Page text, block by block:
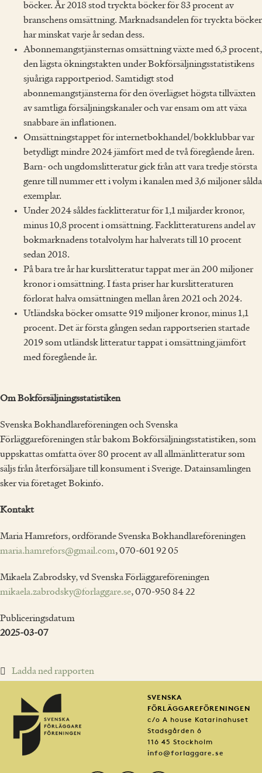
böcker. År 2018 stod tryckta böcker för 83 procent av
branschens omsättning. Marknadsandelen för tryckta böcker
har minskat varje år sedan dess.
Abonnemangstjänsternas omsättning växte med 6,3 procent,
den lägsta ökningstakten under Bokförsäljningsstatistikens
sjuåriga rapportperiod. Samtidigt stod
abonnemangstjänsterna för den överlägset högsta tillväxten
av samtliga försäljningskanaler och var ensam om att växa
snabbare än inflationen.
Omsättningstappet för internetbokhandel/bokklubbar var
betydligt mindre 2024 jämfört med de två föregående åren.
Barn- och ungdomslitteratur gick från att vara tredje största
genre till nummer ett i volym i kanalen med 3,6 miljoner sålda
exemplar.
Under 2024 såldes facklitteratur för 1,1 miljarder kronor,
minus 10,8 procent i omsättning. Facklitteraturens andel av
bokmarknadens totalvolym har halverats till 10 procent
sedan 2018.
På bara tre år har kurslitteratur tappat mer än 200 miljoner
kronor i omsättning. I fasta priser har kurslitteraturen
förlorat halva omsättningen mellan åren 2021 och 2024.
Utländska böcker omsatte 919 miljoner kronor, minus 1,1
procent. Det är första gången sedan rapportserien startade
2019 som utländsk litteratur tappat i omsättning jämfört
med föregående år.
Om Bokförsäljningsstatistiken
Svenska Bokhandlareföreningen och Svenska
Förläggareföreningen står bakom Bokförsäljningsstatistiken, som
uppskattas omfatta över 80 procent av all allmänlitteratur som
säljs från återförsäljare till konsument i Sverige. Datainsamlingen
sker via företaget Bokinfo.
Kontakt
Maria Hamrefors, ordförande Svenska Bokhandlareföreningen
maria.hamrefors@gmail.com, 070-601 92 05
Mikaela Zabrodsky, vd Svenska Förläggareföreningen
mikaela.zabrodsky@forlaggare.se, 070-950 84 22
Publiceringsdatum
2025-03-07
Ladda ned rapporten
SVENSKA
FÖRLÄGGAREFÖRENINGEN
c/o A house Katarinahuset
Stadsgården 6
116 45 Stockholm
info@forlaggare.se